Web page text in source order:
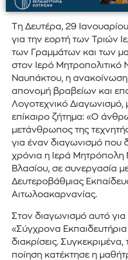
Τη Δευτέρα, 29
για την εορτή των Τριών
των Γραμμάτων και των
στον Ιερό Μητροπολιτικό
Ναυπάκτου, η
απονομή βραβείων και
Λογοτεχνικό Διαγωνισμό,
επίκαιρο ζήτημα: «Ο
μετάνθρωπος της
για έναν διαγωνισμό που
χρόνια η Ιερά Μητρόπολη
Βλασίου, σε συνεργασία
Δευτεροβάθμιας
Αιτωλοακαρνανίας.
Στον διαγωνισμό αυτό για
«Σύγχρονα
διακρίσεις.
ποίηση κατέκτησε η